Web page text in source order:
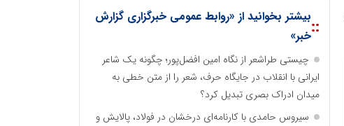
::بیشتر بخوانید از «روابط عمومی خبرگزاری گزارش
خبر»
چیستی طراشعر از نگاه امین افضل‌پور؛ چگونه یک شاعر
ایرانی با انقلاب در جایگاه حرف، شعر را از متن خطی به
میدان ادراک بصری تبدیل کرد؟
سیروس حامدی با کارنامه‌ای درخشان در فولاد، پالایش و